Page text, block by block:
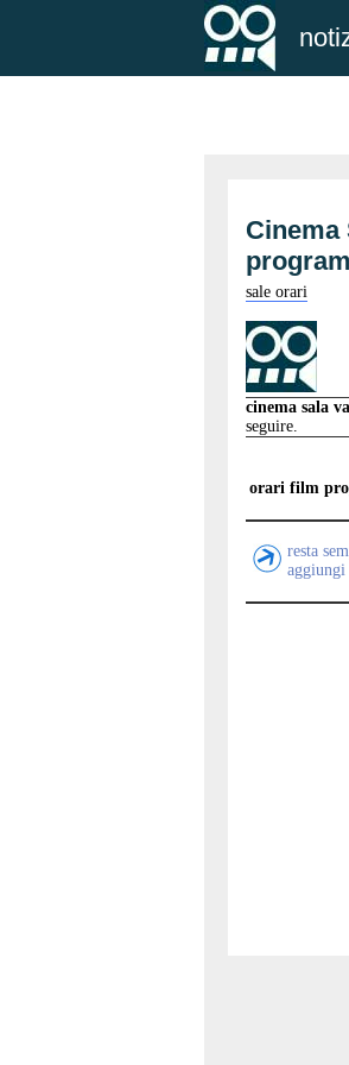
Cinema
sale orari
cinema sala
seguire.
orari film
resta
aggiungi